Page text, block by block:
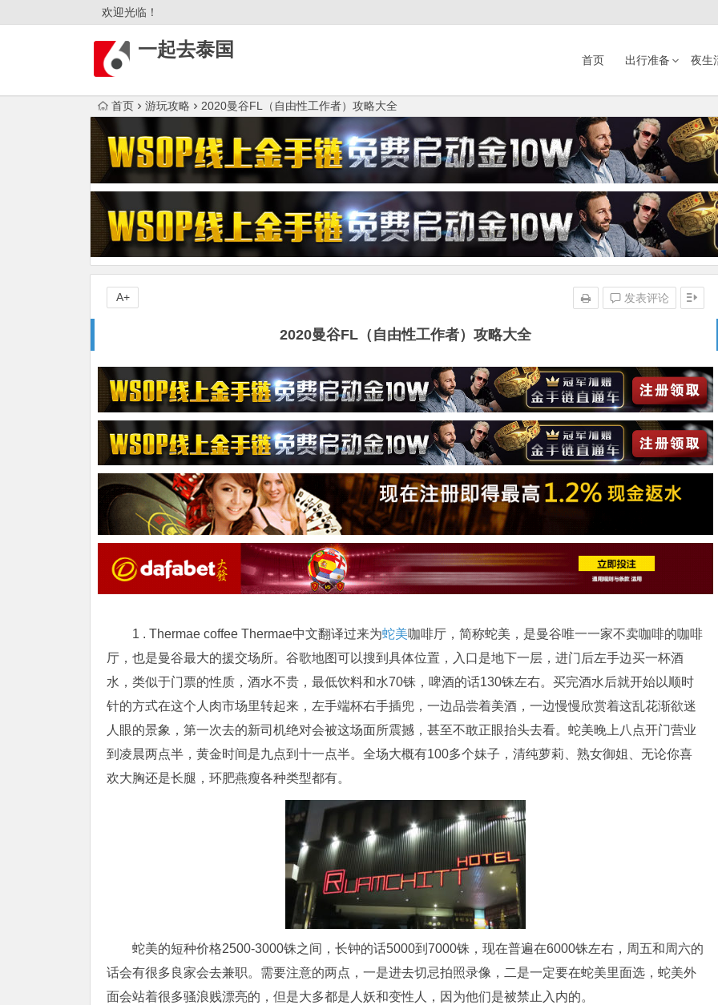
欢迎光临！
一起去泰国 首页 出行准备 夜生
首页 游玩攻略 2020曼谷FL（自由性工作者）攻略大全
2020曼谷FL（自由性工作者）攻略大全
发表评论
A+
1 . Thermae coffee Thermae中文翻译过来为蛇美咖啡厅，简称蛇美，是曼谷唯一一家不卖咖啡的咖啡
厅，也是曼谷最大的援交场所。谷歌地图可以搜到具体位置，入口是地下一层，进门后左手边买一杯酒
水，类似于门票的性质，酒水不贵，最低饮料和水70铢，啤酒的话130铢左右。买完酒水后就开始以顺时
针的方式在这个人肉市场里转起来，左手端杯右手插兜，一边品尝着美酒，一边慢慢欣赏着这乱花渐欲迷
人眼的景象，第一次去的新司机绝对会被这场面所震撼，甚至不敢正眼抬头去看。蛇美晚上八点开门营业
到凌晨两点半，黄金时间是九点到十一点半。全场大概有100多个妹子，清纯萝莉、熟女御姐、无论你喜
欢大胸还是长腿，环肥燕瘦各种类型都有。
蛇美的短种价格2500-3000铢之间，长钟的话5000到7000铢，现在普遍在6000铢左右，周五和周六的
话会有很多良家会去兼职。需要注意的两点，一是进去切忌拍照录像，二是一定要在蛇美里面选，蛇美外
面会站着很多骚浪贱漂亮的，但是大多都是人妖和变性人，因为他们是被禁止入内的。